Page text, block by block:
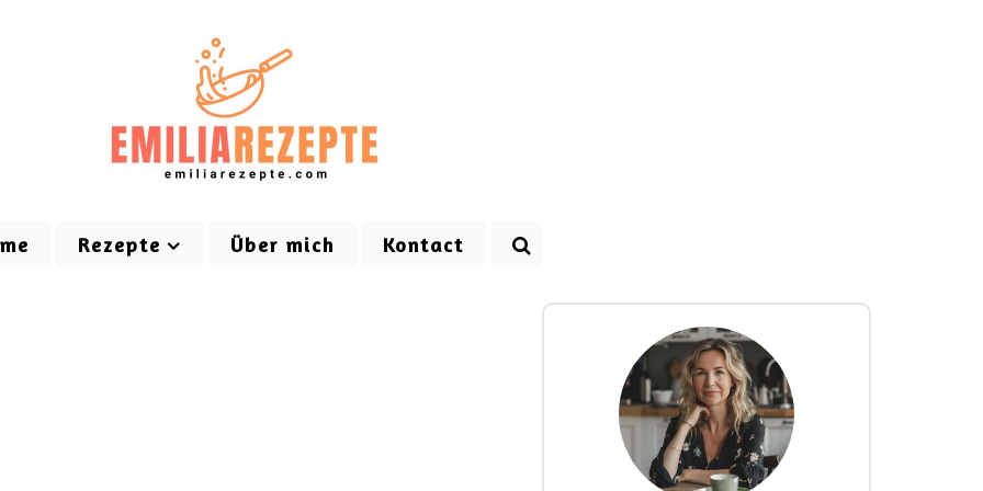
Rezepte Über mich Kontact